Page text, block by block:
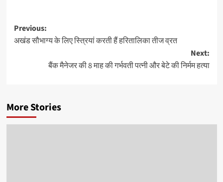
Post
navigation
Previous:
अखंड सौभाग्य के लिए स्त्रियां करती हैं हरितालिका तीज व्रत
Next:
बैंक मैनेजर की 8 माह की गर्भवती पत्नी और बेटे की निर्मम हत्या
More Stories